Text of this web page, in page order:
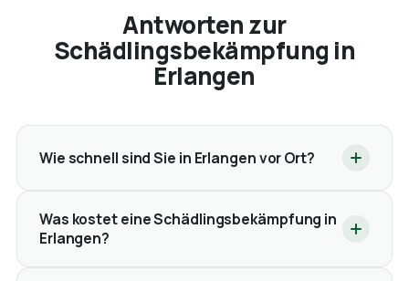
Antworten zur
Schädlingsbekämpfung in
Erlangen
Wie schnell sind Sie in Erlangen vor Ort?
Was kostet eine Schädlingsbekämpfung in
Erlangen?